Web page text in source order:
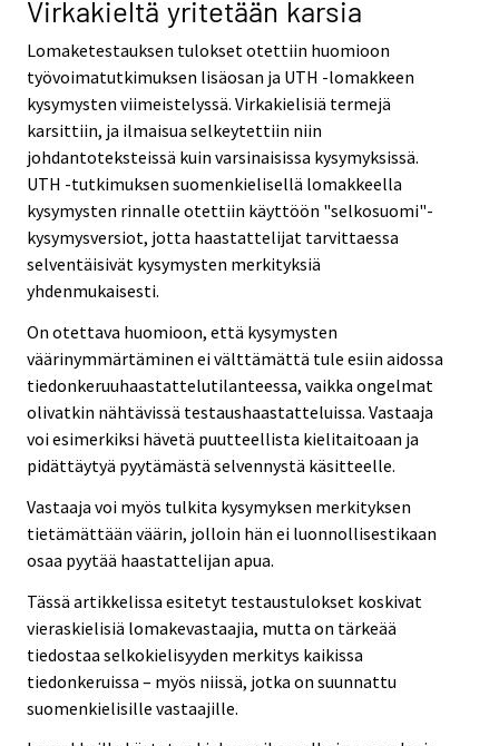
Virkakieltä yritetään karsia
Lomaketestauksen tulokset otettiin huomioon
työvoimatutkimuksen lisäosan ja UTH -lomakkeen
kysymysten viimeistelyssä. Virkakielisiä termejä
karsittiin, ja ilmaisua selkeytettiin niin
johdantoteksteissä kuin varsinaisissa kysymyksissä.
UTH -tutkimuksen suomenkielisellä lomakkeella
kysymysten rinnalle otettiin käyttöön "selkosuomi"-
kysymysversiot, jotta haastattelijat tarvittaessa
selventäisivät kysymysten merkityksiä
yhdenmukaisesti.
On otettava huomioon, että kysymysten
väärinymmärtäminen ei välttämättä tule esiin aidossa
tiedonkeruuhaastattelutilanteessa, vaikka ongelmat
olivatkin nähtävissä testaushaastatteluissa. Vastaaja
voi esimerkiksi hävetä puutteellista kielitaitoaan ja
pidättäytyä pyytämästä selvennystä käsitteelle.
Vastaaja voi myös tulkita kysymyksen merkityksen
tietämättään väärin, jolloin hän ei luonnollisestikaan
osaa pyytää haastattelijan apua.
Tässä artikkelissa esitetyt testaustulokset koskivat
vieraskielisiä lomakevastaajia, mutta on tärkeää
tiedostaa selkokielisyyden merkitys kaikissa
tiedonkeruissa – myös niissä, jotka on suunnattu
suomenkielisille vastaajille.